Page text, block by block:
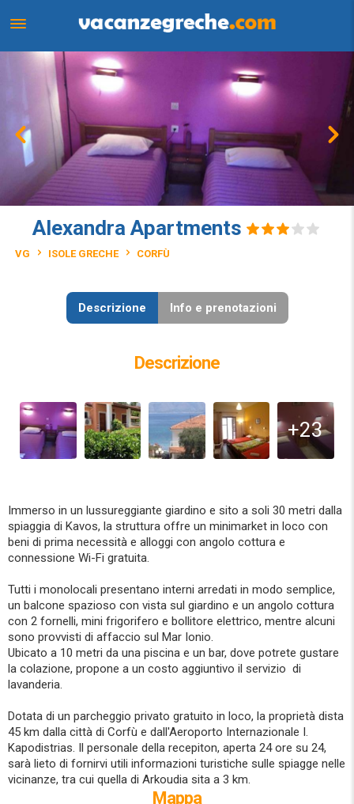
Alexandra Apartments
VG ISOLE GRECHE CORFÙ
Descrizione Info e prenotazioni
Descrizione
+23
Immerso in un lussureggiante giardino e sito a soli 30 metri dalla
spiaggia di Kavos, la struttura offre un minimarket in loco con
beni di prima necessità e alloggi con angolo cottura e
connessione Wi-Fi gratuita.
Tutti i monolocali presentano interni arredati in modo semplice,
un balcone spazioso con vista sul giardino e un angolo cottura
con 2 fornelli, mini frigorifero e bollitore elettrico, mentre alcuni
sono provvisti di affaccio sul Mar Ionio.
Ubicato a 10 metri da una piscina e un bar, dove potrete gustare
la colazione, propone a un costo aggiuntivo il servizio di
lavanderia.
Dotata di un parcheggio privato gratuito in loco, la proprietà dista
45 km dalla città di Corfù e dall'Aeroporto Internazionale I.
Kapodistrias. Il personale della recepiton, aperta 24 ore su 24,
sarà lieto di fornirvi utili informazioni turistiche sulle spiagge nelle
vicinanze, tra cui quella di Arkoudia sita a 3 km.
Mappa